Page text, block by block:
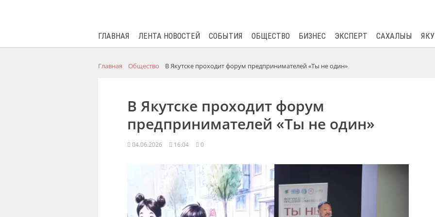
ГЛАВНАЯ ЛЕНТА НОВОСТЕЙ СОБЫТИЯ ОБЩЕСТВО БИЗНЕС ЭКСПЕРТ САХАЛЫЫ
Главная Общество В Якутске проходит форум предпринимателей «Ты не один»
В Якутске проходит форум
предпринимателей «Ты не один»
04.06.2026 16:04 0